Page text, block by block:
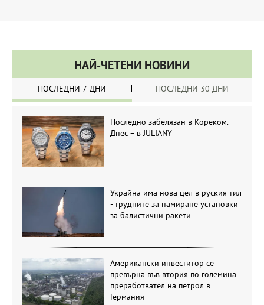
НАЙ-ЧЕТЕНИ НОВИНИ
ПОСЛЕДНИ 7 ДНИ ПОСЛЕДНИ 30 ДНИ
Последно забелязан в Кореком.
Днес – в JULIANY
Украйна има нова цел в руския тил
- трудните за намиране установки
за балистични ракети
Американски инвеститор се
превърна във втория по големина
преработвател на петрол в
Германия